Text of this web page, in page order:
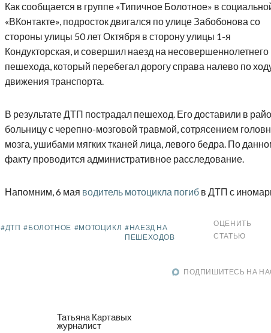
Как сообщается в группе «Типичное Болотное» в
«ВКонтакте», подросток двигался по улице Забобонова со
стороны улицы 50 лет Октября в сторону улицы 1-я
Кондукторская, и совершил наезд на несовершеннолетнего
пешехода, который перебегал дорогу справа налево по
движения транспорта.
В результате ДТП пострадал пешеход. Его доставили в
больницу с черепно-мозговой травмой, сотрясением
мозга, ушибами мягких тканей лица, левого бедра. По
факту проводится административное расследование.
Напомним, 6 мая водитель мотоцикла погиб в ДТП с
#ДТП #БОЛОТНОЕ #МОТОЦИКЛ #НАЕЗД НА
ПЕШЕХОДОВ
ОЦЕНИТЬ
СТАТЬЮ
ПОДПИШИТЕСЬ НА
Татьяна Картавых
журналист